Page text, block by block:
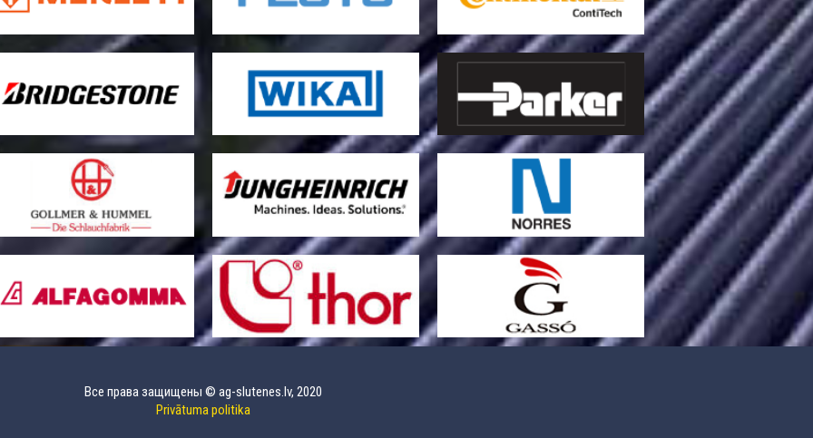
Все права защищены © ag-slutenes.lv, 2020
Privātuma politika